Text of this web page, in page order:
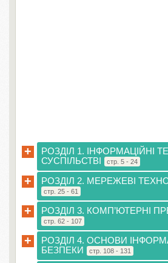
+
РОЗДІЛ 1. ІНФОРМАЦІЙНІ
СУСПІЛЬСТВІ
стр. 5 - 24
+ РОЗДІЛ 2. МЕРЕЖЕВІ
стр. 25 - 61
+ РОЗДІЛ 3. КОМП’ЮТЕРНІ
стр. 62 - 107
+
РОЗДІЛ 4. ОСНОВИ
БЕЗПЕКИ
стр. 108 - 131